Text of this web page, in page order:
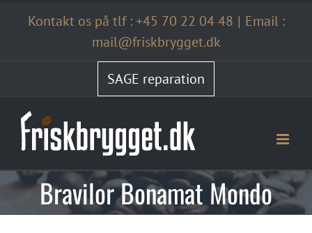
Kontakt os på tlf :+45 70 22 04 48 | Email :
mail@friskbrygget.dk
SAGE reparation
Bravilor Bonamat Mondo